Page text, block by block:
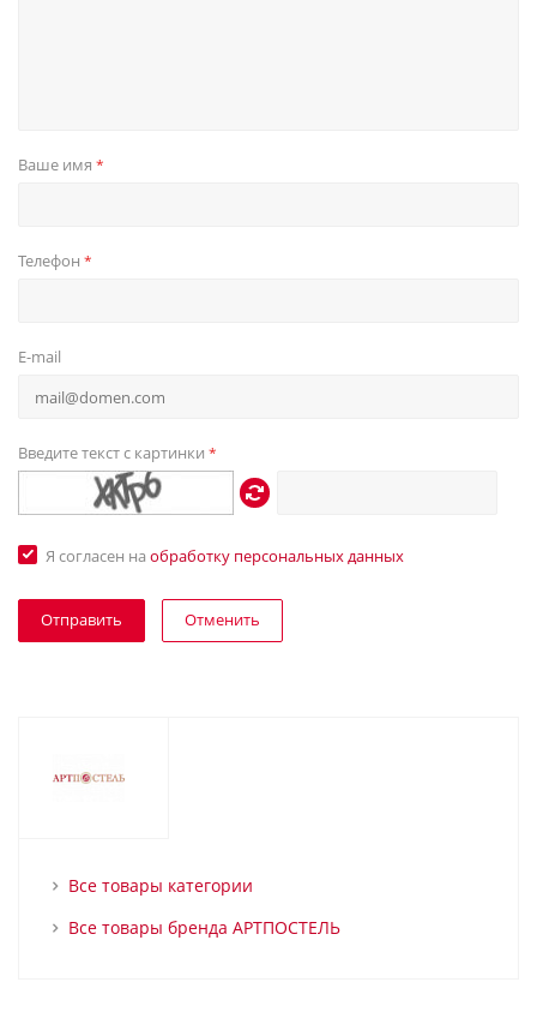
Ваше имя *
Телефон *
E-mail
Введите текст с картинки *
Я согласен на обработку персональных данных
Отменить
Все товары категории
Все товары бренда АРТПОСТЕЛЬ